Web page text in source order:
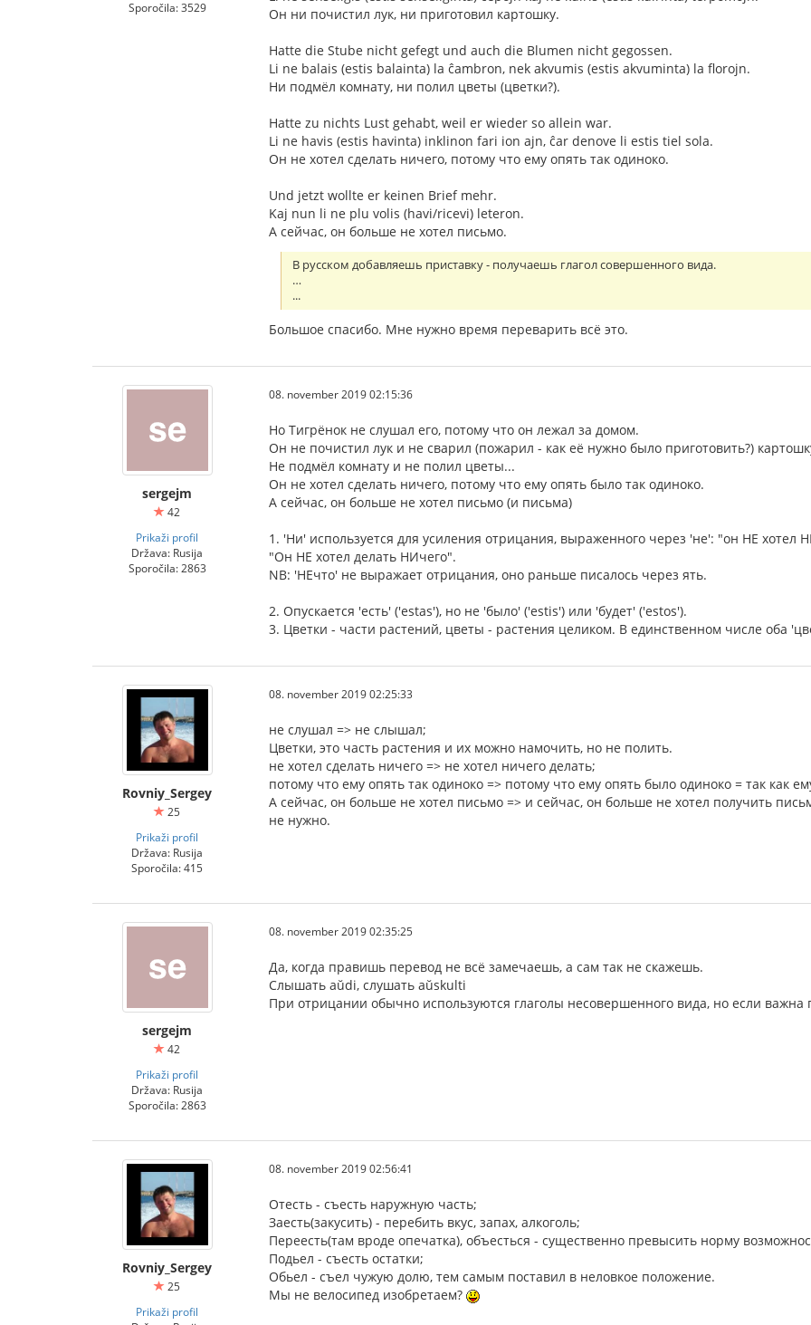
Sporočila: 3529
Он ни почистил лук, ни приготовил картошку.
Hatte die Stube nicht gefegt und auch die Blumen nicht gegossen.
Li ne balais (estis balainta) la ĉambron, nek akvumis (estis akvuminta) la florojn.
Ни подмёл комнату, ни полил цветы (цветки?).
Hatte zu nichts Lust gehabt, weil er wieder so allein war.
Li ne havis (estis havinta) inklinon fari ion ajn, ĉar denove li estis tiel sola.
Он не хотел сделать ничего, потому что ему опять так одиноко.
Und jetzt wollte er keinen Brief mehr.
Kaj nun li ne plu volis (havi/ricevi) leteron.
А сейчас, он больше не хотел письмо.
В русском добавляешь приставку - получаешь глагол совершенного вида.
…
...
Большое спасибо. Мне нужно время переварить всё это.
sergejm
42
Prikaži profil
Država: Rusija
Sporočila: 2863
08. november 2019 02:15:36
Но Тигрёнок не слушал его, потому что он лежал за домом.
Он не почистил лук и не сварил (пожарил - как её нужно было приготовить?)
Не подмёл комнату и не полил цветы...
Он не хотел сделать ничего, потому что ему опять было так одиноко.
А сейчас, он больше не хотел письмо (и письма)
1. 'Ни' используется для усиления отрицания, выраженного через 'не': "он НЕ хотел
"Он НЕ хотел делать НИчего".
NB: 'НЕчто' не выражает отрицания, оно раньше писалось через ять.
2. Опускается 'есть' ('estas'), но не 'было' ('estis') или 'будет' ('estos').
3. Цветки - части растений, цветы - растения целиком. В единственном числе оба
Rovniy_Sergey
25
Prikaži profil
Država: Rusija
Sporočila: 415
08. november 2019 02:25:33
не слушал => не слышал;
Цветки, это часть растения и их можно намочить, но не полить.
не хотел сделать ничего => не хотел ничего делать;
потому что ему опять так одиноко => потому что ему опять было одиноко = так как
А сейчас, он больше не хотел письмо => и сейчас, он больше не хотел получить
не нужно.
sergejm
42
Prikaži profil
Država: Rusija
Sporočila: 2863
08. november 2019 02:35:25
Да, когда правишь перевод не всё замечаешь, а сам так не скажешь.
Слышать aŭdi, слушать aŭskulti
При отрицании обычно используются глаголы несовершенного вида, но если важна
Rovniy_Sergey
25
Prikaži profil
08. november 2019 02:56:41
Отесть - съесть наружную часть;
Заесть(закусить) - перебить вкус, запах, алкоголь;
Переесть(там вроде опечатка), объесться - существенно превысить норму
Подьел - съесть остатки;
Обьел - съел чужую долю, тем самым поставил в неловкое положение.
Мы не велосипед изобретаем?